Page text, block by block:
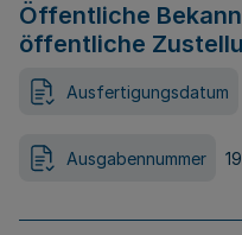
Öffentliche
öffentliche
Ausfertigungsdatum
Ausgabennummer